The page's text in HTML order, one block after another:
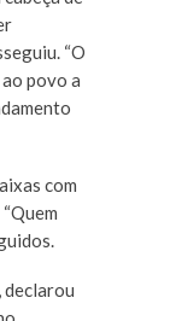
“O
povo a
com
declarou